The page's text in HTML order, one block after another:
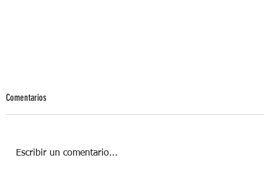
Comentarios
Escribir un comentario...